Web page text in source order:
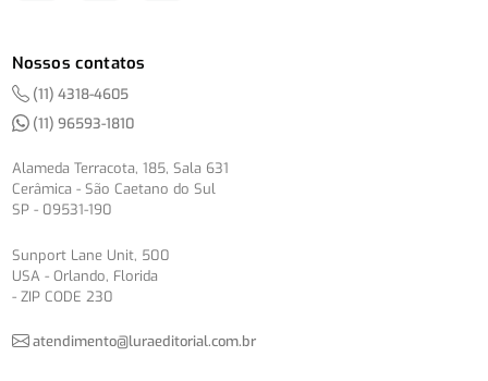
Nossos contatos
(11) 4318-4605
(11) 96593-1810
Alameda Terracota, 185, Sala 631
Cerâmica - São Caetano do Sul
SP - 09531-190
Sunport Lane Unit, 500
USA - Orlando, Florida
- ZIP CODE 230
atendimento@luraeditorial.com.br